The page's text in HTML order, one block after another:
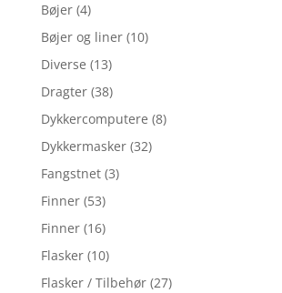
Bøjer (4)
Bøjer og liner (10)
Diverse (13)
Dragter (38)
Dykkercomputere (8)
Dykkermasker (32)
Fangstnet (3)
Finner (53)
Finner (16)
Flasker (10)
Flasker / Tilbehør (27)